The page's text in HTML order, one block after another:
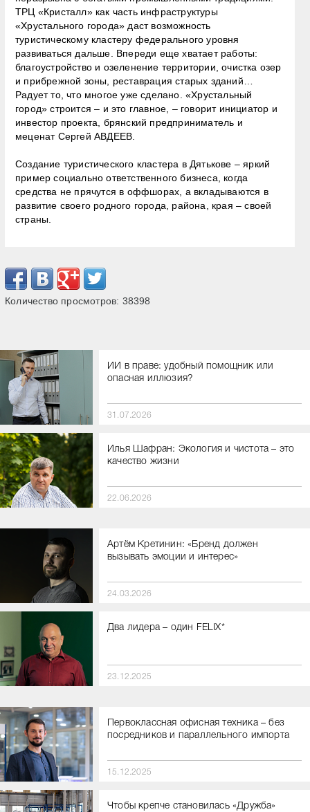
ТРЦ «Кристалл» как часть инфраструктуры
«Хрустального города» даст возможность
туристическому кластеру федерального уровня
развиваться дальше. Впереди еще хватает работы:
благоустройство и озеленение территории, очистка озер
и прибрежной зоны, реставрация старых зданий…
Радует то, что многое уже сделано. «Хрустальный
город» строится – и это главное, – говорит инициатор и
инвестор проекта, брянский предприниматель и
меценат Сергей АВДЕЕВ.
Создание туристического кластера в Дятькове – яркий
пример социально ответственного бизнеса, когда
средства не прячутся в оффшорах, а вкладываются в
развитие своего родного города, района, края – своей
страны.
Количество просмотров: 38398
ИИ в праве: удобный помощник или
опасная иллюзия?
31.07.2026
Илья Шафран: Экология и чистота – это
качество жизни
22.06.2026
Артём Кретинин: «Бренд должен
вызывать эмоции и интерес»
24.03.2026
Два лидера – один FELIX*
23.12.2025
Первоклассная офисная техника – без
посредников и параллельного импорта
15.12.2025
Чтобы крепче становилась «Дружба»